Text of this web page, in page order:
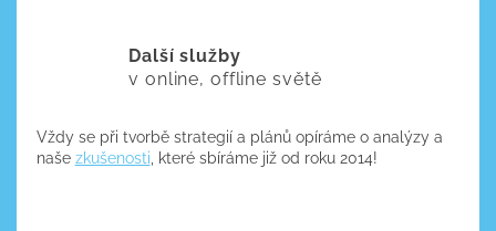
Další služby
v online, offline světě
Vždy se při tvorbě strategií a plánů opíráme o analýzy a
naše zkušenosti, které sbíráme již od roku 2014!